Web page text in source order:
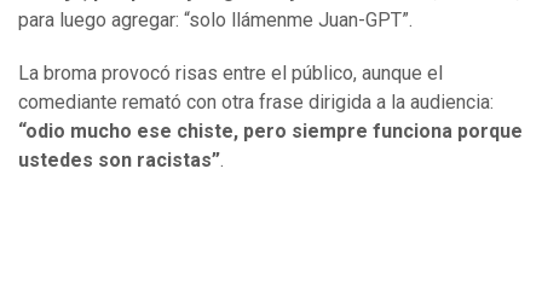
para luego agregar: “solo llámenme Juan-GPT”.
La broma provocó risas entre el público, aunque el
comediante remató con otra frase dirigida a la audiencia:
“odio mucho ese chiste, pero siempre funciona porque
ustedes son racistas”.